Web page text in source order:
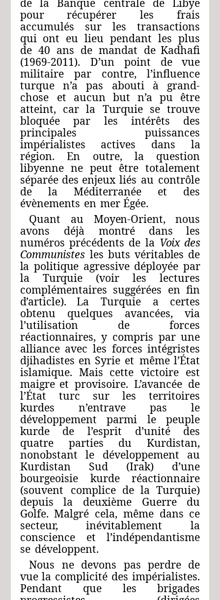
pour
récupérer les
frais
accumulés
sur les
transactions
qui ont eu lieu pendant les plus
de 40 ans de mandat de Kadhafi
(1969-2011).
D’un point de
vue
militaire
par contre,
l’influence
turque
n’a pas abouti à
grand-
chose
et aucun but n’a pu être
atteint, car la Turquie se trouve
bloquée
par les intérêts
des
principales
puissances
impérialistes
actives dans
la
région.
En outre, la
question
libyenne ne peut être totalement
séparée des enjeux liés au contrôle
de
la Méditerranée et
des
évènements en mer Égée.
Quant
au Moyen-Orient,
nous
avons
déjà montré dans
les
numéros précédents de la Voix des
Communistes les buts véritables de
la politique agressive déployée par
la
Turquie (voir les
lectures
complémentaires suggérées en fin
d’article).La Turquie a
certes
obtenu
quelques avancées,
via
l’utilisation
de
forces
réactionnaires, y compris par une
alliance avec les forces intégristes
djihadistes en Syrie et même l’État
islamique. Mais cette victoire est
maigre et provisoire. L’avancée de
l’État
turc sur les
territoires
kurdes
n’entrave pas
le
développement
parmi le
peuple
kurde
de l’esprit d’unité
des
quatre
parties du
Kurdistan,
nonobstant le développement
au
Kurdistan
Sud (Irak)
d’une
bourgeoisie
kurde
réactionnaire
(souvent complice de la Turquie)
depuis
la deuxième Guerre
du
Golfe. Malgré cela, même dans ce
secteur,
inévitablement
la
conscience
et
l’indépendantisme
se développent.
Nous ne devons pas perdre de
vue la complicité des impérialistes.
Pendant
que les
brigades